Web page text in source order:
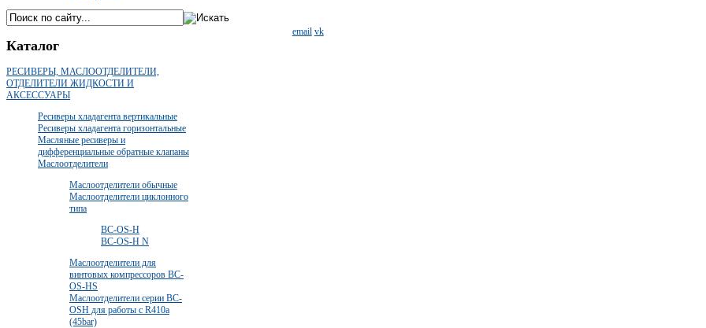
email vk
Каталог
РЕСИВЕРЫ, МАСЛООТДЕЛИТЕЛИ,
ОТДЕЛИТЕЛИ ЖИДКОСТИ И
АКСЕССУАРЫ
Ресиверы хладагента вертикальные
Ресиверы хладагента горизонтальные
Масляные ресиверы и
дифференциальные обратные клапаны
Маслоотделители
Маслоотделители обычные
Маслоотделители циклонного
типа
ВС-OS-Н
ВС-OS-Н N
Маслоотделители для
винтовых компрессоров ВС-
OS-HS
Маслоотделители серии BC-
OSH для работы с R410a
(45bar)